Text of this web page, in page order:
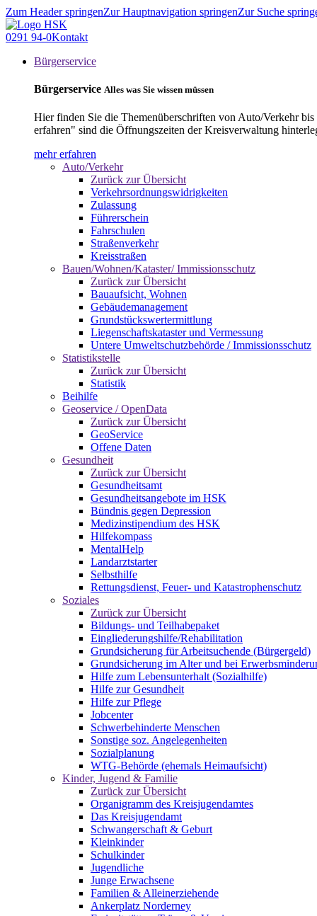
Zum Header springenZur Hauptnavigation springenZur Suche
0291 94-0Kontakt
Bürgerservice
Bürgerservice Alles was Sie wissen müssen
Hier finden Sie die Themenüberschriften von Auto/Verkehr
erfahren" sind die Öffnungszeiten der Kreisverwaltung
mehr erfahren
Auto/Verkehr
Zurück zur Übersicht
Verkehrsordnungswidrigkeiten
Zulassung
Führerschein
Fahrschulen
Straßenverkehr
Kreisstraßen
Bauen/Wohnen/Kataster/ Immissionsschutz
Zurück zur Übersicht
Bauaufsicht, Wohnen
Gebäudemanagement
Grundstückswertermittlung
Liegenschaftskataster und Vermessung
Untere Umweltschutzbehörde / Immissionsschutz
Statistikstelle
Zurück zur Übersicht
Statistik
Beihilfe
Geoservice / OpenData
Zurück zur Übersicht
GeoService
Offene Daten
Gesundheit
Zurück zur Übersicht
Gesundheitsamt
Gesundheitsangebote im HSK
Bündnis gegen Depression
Medizinstipendium des HSK
Hilfekompass
MentalHelp
Landarztstarter
Selbsthilfe
Rettungsdienst, Feuer- und Katastrophenschutz
Soziales
Zurück zur Übersicht
Bildungs- und Teilhabepaket
Eingliederungshilfe/Rehabilitation
Grundsicherung für Arbeitsuchende (Bürgergeld)
Grundsicherung im Alter und bei
Hilfe zum Lebensunterhalt (Sozialhilfe)
Hilfe zur Gesundheit
Hilfe zur Pflege
Jobcenter
Schwerbehinderte Menschen
Sonstige soz. Angelegenheiten
Sozialplanung
WTG-Behörde (ehemals Heimaufsicht)
Kinder, Jugend & Familie
Zurück zur Übersicht
Organigramm des Kreisjugendamtes
Das Kreisjugendamt
Schwangerschaft & Geburt
Kleinkinder
Schulkinder
Jugendliche
Junge Erwachsene
Familien & Alleinerziehende
Ankerplatz Norderney